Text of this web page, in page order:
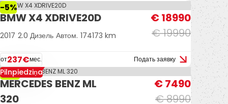
-5%
BMW X4 XDRIVE20D
€ 19990
€ 18990
2017 2.0 Дизель Автом. 174173 km
от237€мес. Подать заявку
-17%
Pilnpiedziņa
MERCEDES BENZ ML
320
€ 8990
€ 7490